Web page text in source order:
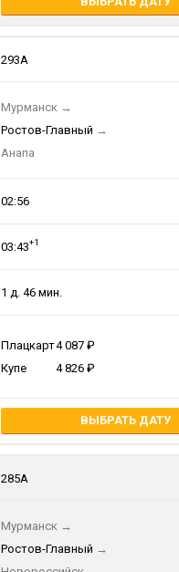
293А
Мурманск →
Ростов-Главный →
Анапа
02:56
03:43+1
1 д. 46 мин.
Плацкарт4 087
Купе
4 826
ВЫБРАТЬ ДАТУ
285А
Мурманск →
Ростов-Главный →